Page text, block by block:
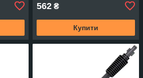
562 ₴
Купити